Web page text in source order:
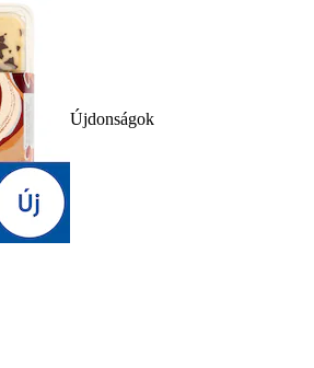
Újdonságok